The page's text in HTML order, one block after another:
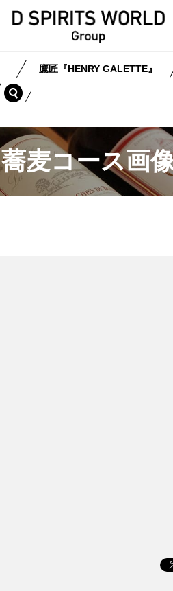
鷹匠『HENRY GALETTE』
search
蕎麦コース画